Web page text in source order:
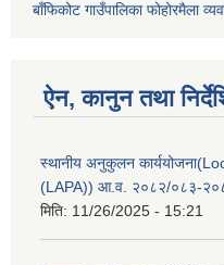
बाँफिकोट गाउँपालिका फोहोरमैला
ऐन, कानुन तथा
स्थानीय अनुकुलन
(LAPA)) आ.व. २०८२/०८३-
मिति: 11/26/2025 - 15:21